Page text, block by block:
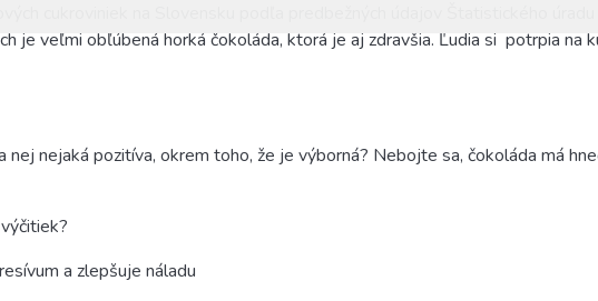
cukroviniek na Slovensku podľa predbežných údajov Štatistického
je veľmi obľúbená horká čokoláda, ktorá je aj zdravšia. Ľudia si potrpia na
nej nejaká pozitíva, okrem toho, že je výborná? Nebojte sa, čokoláda má
a zlepšuje náladu